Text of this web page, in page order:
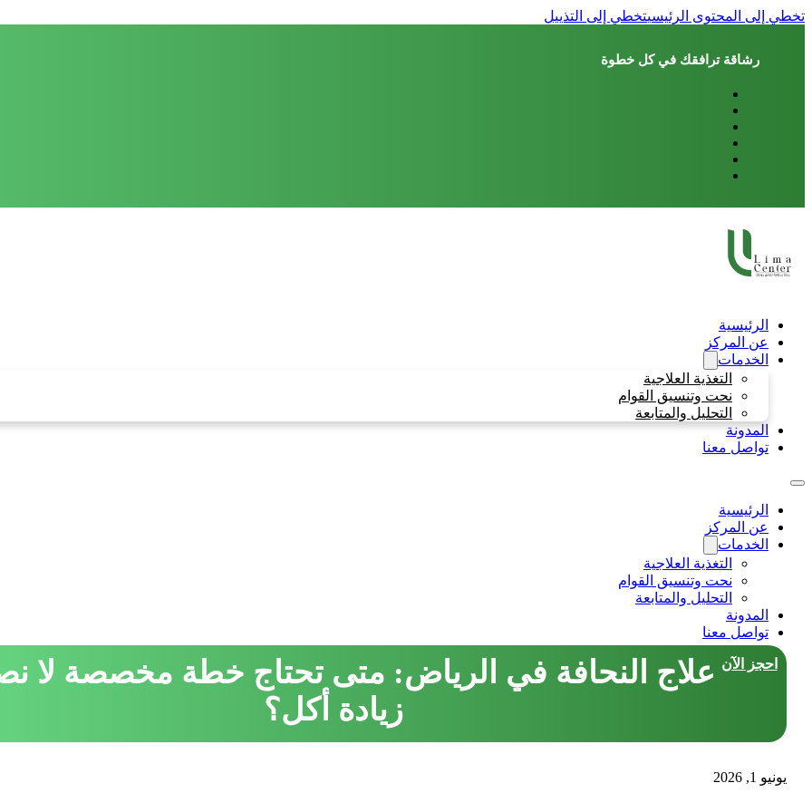
تخطي إلى المحتوى الرئيسيتخطي إلى التذييل
رشاقة ترافقك في كل خطوة
الرئيسية
عن المركز
الخدمات
التغذية العلاجية
نحت وتنسيق القوام
التحليل والمتابعة
المدونة
تواصل معنا
الرئيسية
عن المركز
الخدمات
التغذية العلاجية
نحت وتنسيق القوام
التحليل والمتابعة
المدونة
تواصل معنا
احجز الآن علاج النحافة في الرياض: متى تحتاج خطة مخصصة لا
زيادة أكل؟
يونيو 1, 2026